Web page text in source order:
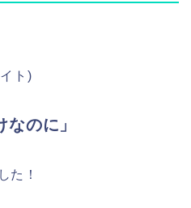
ト)
なのに」
た！